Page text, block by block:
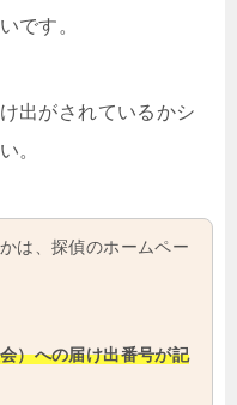
です。
出がされているかシ
。
は、探偵のホームペー
）への届け出番号が記